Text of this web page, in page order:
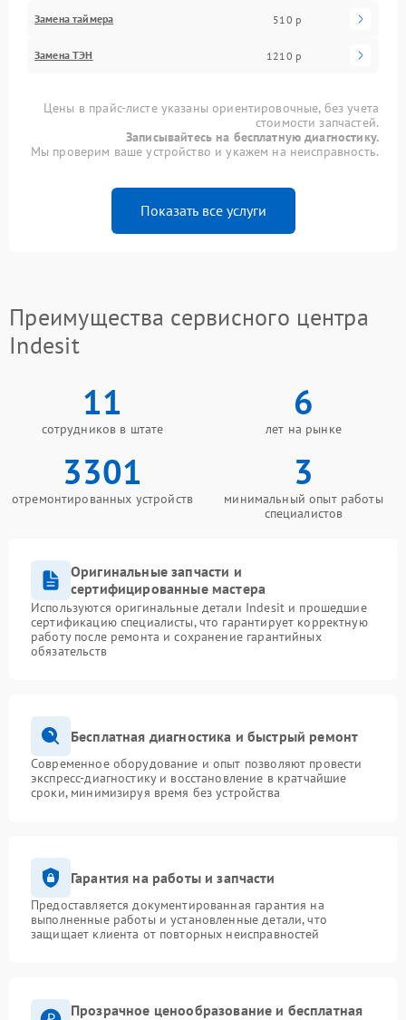
Замена таймера 510 р
Замена ТЭН 1210 р
Цены в прайс-листе указаны ориентировочные, без учета
стоимости запчастей.
Записывайтесь на бесплатную диагностику.
Мы проверим ваше устройство и укажем на неисправность.
Показать все услуги
Преимущества сервисного центра
Indesit
11
сотрудников в штате
6
лет на рынке
3301
отремонтированных устройств
3
минимальный опыт работы
специалистов
Оригинальные запчасти и
сертифицированные мастера
Используются оригинальные детали Indesit и прошедшие
сертификацию специалисты, что гарантирует корректную
работу после ремонта и сохранение гарантийных
обязательств
Бесплатная диагностика и быстрый ремонт
Современное оборудование и опыт позволяют провести
экспресс-диагностику и восстановление в кратчайшие
сроки, минимизируя время без устройства
Гарантия на работы и запчасти
Предоставляется документированная гарантия на
выполненные работы и установленные детали, что
защищает клиента от повторных неисправностей
Прозрачное ценообразование и бесплатная